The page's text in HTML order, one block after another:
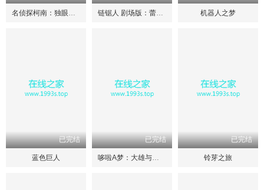
名侦探柯南：独眼的残像 链锯人 剧场版：蕾塞篇 机器人之梦
已完结
蓝色巨人
已完结
哆啦A梦：大雄与天空的理想乡
已完结
铃芽之旅